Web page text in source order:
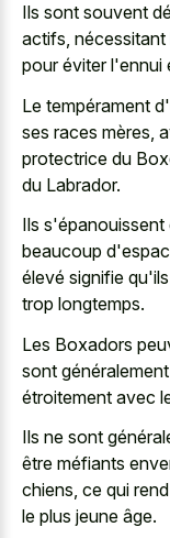
Ils sont souvent
actifs,
pour éviter l'ennui
Le tempérament
ses races mères,
protectrice du
du Labrador.
Ils
beaucoup
élevé signifie
trop longtemps.
Les Boxadors
sont
étroitement avec
Ils ne sont
être méfiants
chiens, ce qui
le plus jeune âge.